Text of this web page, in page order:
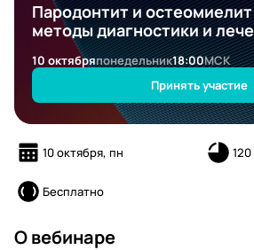
Пародонтит и
методы диагностики и
10 октябряпонедельник18:00МСК
Принять участие
10 октября, пн
Бесплатно
О вебинаре